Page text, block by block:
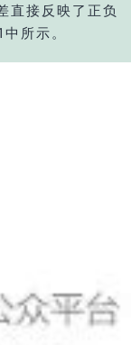
直接反映了正负
所示。